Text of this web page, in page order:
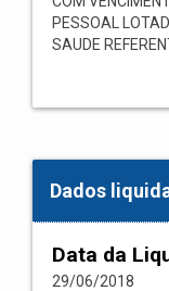
PESSOAL
SAUDE
Dados
Data da
29/06/2018